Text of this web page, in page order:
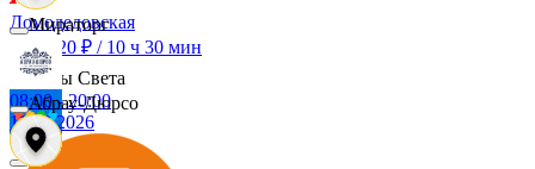
Дары Света
Детский мир
Мираторг
Абрау-Дюрсо
Домодедовская
до 5 520 ₽ / 10 ч 30 мин
08:00-20:00
11.08.2026